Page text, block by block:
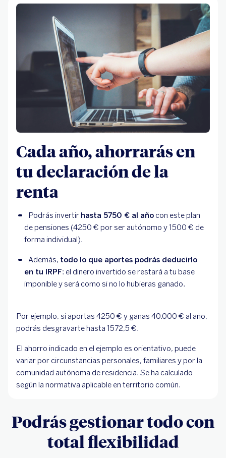
Cada año, ahorrarás en
tu declaración de la
renta
Podrás invertir hasta 5750 € al año con este plan
de pensiones (4250 € por ser autónomo y 1500 € de
forma individual).
Además, todo lo que aportes podrás deducirlo
en tu IRPF: el dinero invertido se restará a tu base
imponible y será como si no lo hubieras ganado.
Por ejemplo, si aportas 4250 € y ganas 40.000 € al año,
podrás desgravarte hasta 1572,5 €.
El ahorro indicado en el ejemplo es orientativo, puede
variar por circunstancias personales, familiares y por la
comunidad autónoma de residencia. Se ha calculado
según la normativa aplicable en territorio común.
Podrás gestionar todo con
total flexibilidad